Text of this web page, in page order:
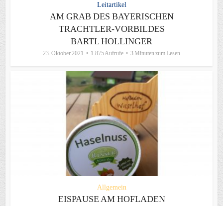
Leitartikel
AM GRAB DES BAYERISCHEN
TRACHTLER-VORBILDES
BARTL HOLLINGER
23. Oktober 2021 1.875 Aufrufe 3 Minuten zum Lesen
Allgemein
EISPAUSE AM HOFLADEN